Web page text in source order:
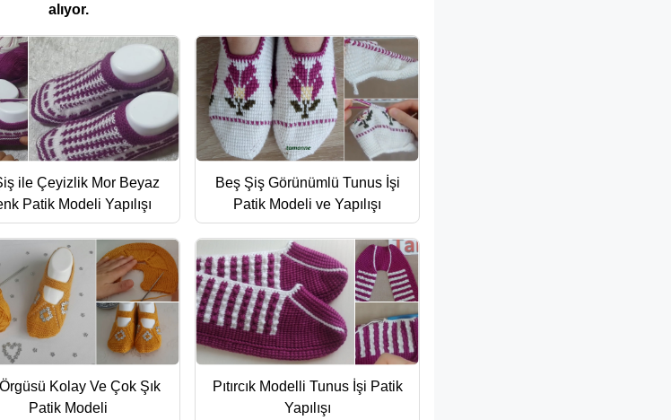
alıyor.
ile Çeyizlik Mor Beyaz
Patik Modeli Yapılışı
Beş Şiş Görünümlü Tunus İşi
Patik Modeli ve Yapılışı
Kolay Ve Çok Şık
Patik Modeli
Pıtırcık Modelli Tunus İşi Patik
Yapılışı